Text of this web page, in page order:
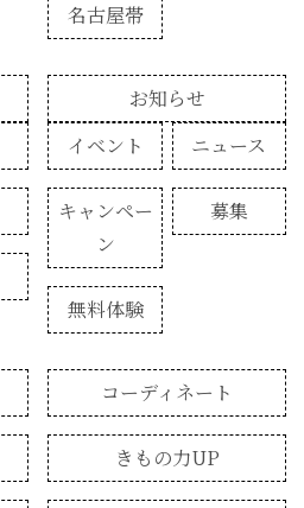
名古屋帯
お知らせ
イベント
ニュース
キャンペー
ン
募集
無料体験
コーディネート
きもの力UP